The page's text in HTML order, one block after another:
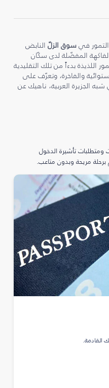
فيسوق الزلّالنابض
المفضّلة لدى سكّان
اللذيذة بدءاً من تلك التقليدية
والفاخرة، وتعرّف على
شبه الجزيرة العربية، ناهيك عن
ومتطلبات تأشيرة الدخول
مريحة وبدون متاعب.
القادمة.